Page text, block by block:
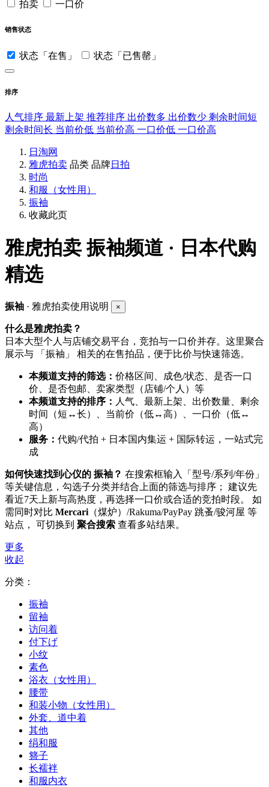
拍卖 一口价
销售状态
状态「在售」 状态「已售罄」
排序
人气排序 最新上架 推荐排序 出价数多 出价数少 剩余时间短
剩余时间长 当前价低 当前价高 一口价低 一口价高
日淘网
雅虎拍卖 品类 品牌日拍
时尚
和服（女性用）
振袖
收藏此页
雅虎拍卖振袖频道 · 日本代购
精选
振袖 · 雅虎拍卖使用说明 ×
什么是雅虎拍卖？
日本大型个人与店铺交易平台，竞拍与一口价并存。这里聚合
展示与 「振袖」 相关的在售拍品，便于比价与快速筛选。
本频道支持的筛选： 价格区间、成色/状态、是否一口
价、是否包邮、卖家类型（店铺/个人）等
本频道支持的排序： 人气、最新上架、出价数量、剩余
时间（短↔长）、当前价（低↔高）、一口价（低↔
高）
服务： 代购/代拍 + 日本国内集运 + 国际转运，一站式完
成
如何快速找到心仪的 振袖？ 在搜索框输入「型号/系列/年份」
等关键信息，勾选子分类并结合上面的筛选与排序； 建议先
看近7天上新与高热度，再选择一口价或合适的竞拍时段。 如
需同时对比 Mercari （煤炉）/Rakuma/PayPay 跳蚤/骏河屋 等
站点， 可切换到 聚合搜索 查看多站结果。
更多
收起
分类：
振袖
留袖
访问着
付下げ
小纹
素色
浴衣（女性用）
腰带
和装小物（女性用）
外套、道中着
其他
绢和服
簪子
长襦袢
和服内衣